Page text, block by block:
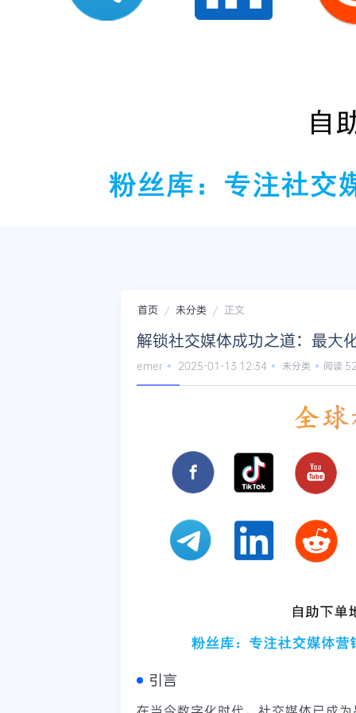
首页 未分类 正文
解锁社交媒体成功之道：最
emer 2025-01-13 12:34 未分类 阅读
引言